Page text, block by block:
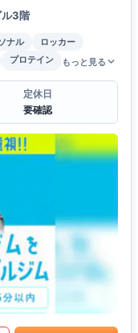
3階
ナル
ロッカー
プロテイン もっと見る
定休日
要確認